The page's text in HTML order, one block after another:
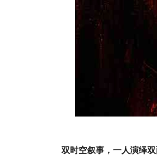
双时空叙事，一人演绎双